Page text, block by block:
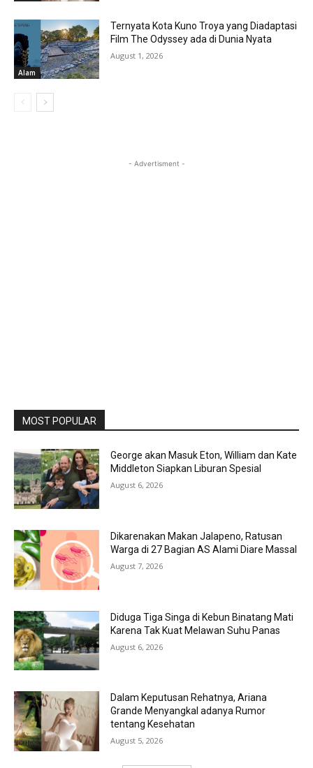
Alam
Ternyata Kota Kuno Troya yang Diadaptasi
Film The Odyssey ada di Dunia Nyata
August 1, 2026
- Advertisment -
MOST POPULAR
George akan Masuk Eton, William dan Kate
Middleton Siapkan Liburan Spesial
August 6, 2026
Dikarenakan Makan Jalapeno, Ratusan
Warga di 27 Bagian AS Alami Diare Massal
August 7, 2026
Diduga Tiga Singa di Kebun Binatang Mati
Karena Tak Kuat Melawan Suhu Panas
August 6, 2026
Dalam Keputusan Rehatnya, Ariana
Grande Menyangkal adanya Rumor
tentang Kesehatan
August 5, 2026